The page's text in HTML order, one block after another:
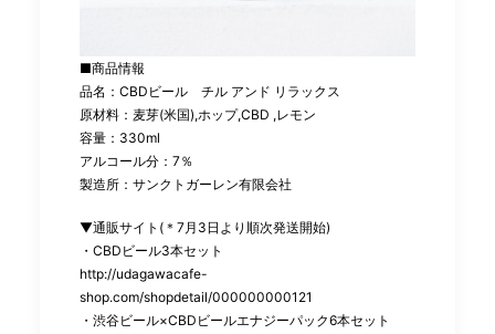
■商品情報
品名：CBDビール チル アンド リラックス
原材料：麦芽(米国),ホップ,CBD ,レモン
容量：330ml
アルコール分：7％
製造所：サンクトガーレン有限会社
▼通販サイト(＊7月3日より順次発送開始)
・CBDビール3本セット
http://udagawacafe-
shop.com/shopdetail/000000000121
・渋谷ビール×CBDビールエナジーパック6本セット